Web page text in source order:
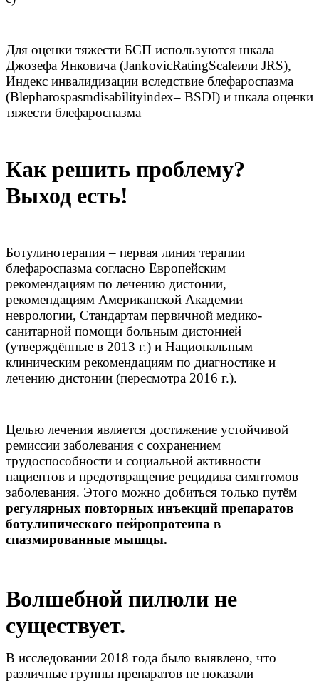
Для оценки тяжести БСП используются шкала
Джозефа Янковича (JankovicRatingScaleили JRS),
Индекс инвалидизации вследствие блефароспазма
(Blepharospasmdisabilityindex– BSDI) и шкала оценки
тяжести блефароспазма
Как решить проблему?
Выход есть!
Ботулинотерапия – первая линия терапии
блефароспазма согласно Европейским
рекомендациям по лечению дистонии,
рекомендациям Американской Академии
неврологии, Стандартам первичной медико-
санитарной помощи больным дистонией
(утверждённые в 2013 г.) и Национальным
клиническим рекомендациям по диагностике и
лечению дистонии (пересмотра 2016 г.).
Целью лечения является достижение устойчивой
ремиссии заболевания с сохранением
трудоспособности и социальной активности
пациентов и предотвращение рецидива симптомов
заболевания. Этого можно добиться только путём
регулярных повторных инъекций препаратов
ботулинического нейропротеина в
спазмированные мышцы.
Волшебной пилюли не
существует.
В исследовании 2018 года было выявлено, что
различные группы препаратов не показали